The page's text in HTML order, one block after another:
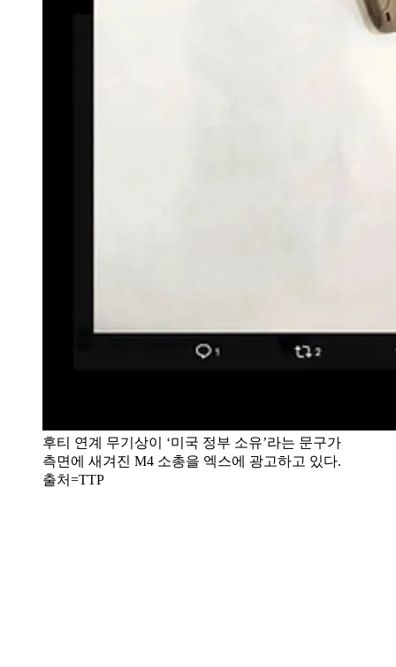
후티 연계 무기상이 ‘미국 정부 소유’라는 문구가
측면에 새겨진 M4 소총을 엑스에 광고하고 있다.
출처=TTP